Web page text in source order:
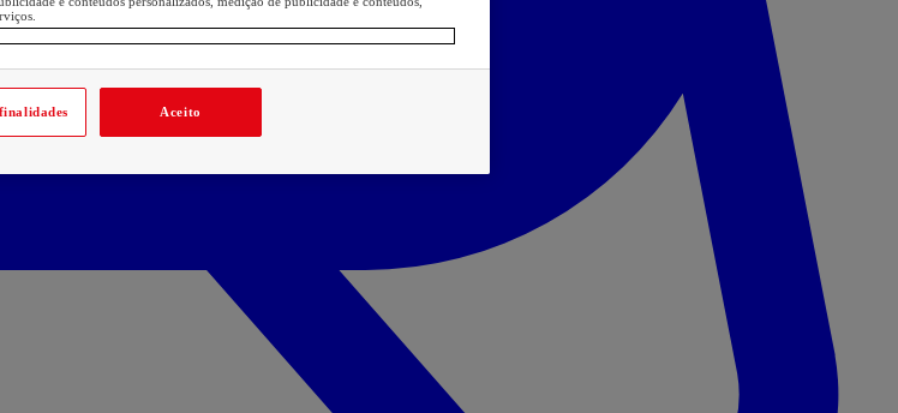
Aceito